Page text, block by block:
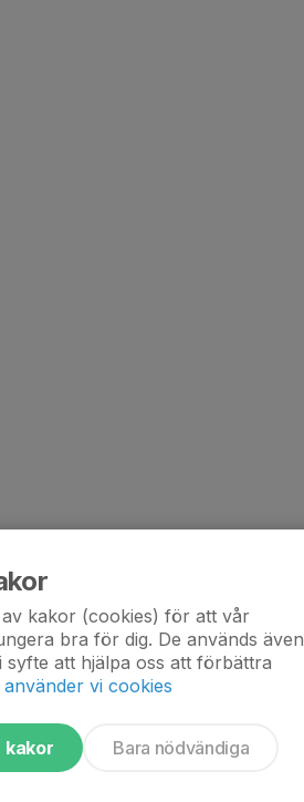
kakor (cookies) för att vår
bra för dig. De används även
att hjälpa oss att förbättra
använder vi cookies
kakor Bara nödvändiga